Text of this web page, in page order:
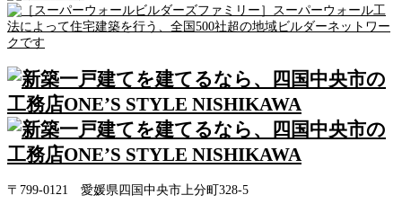
〒799-0121 愛媛県四国中央市上分町328-5